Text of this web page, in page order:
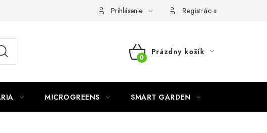
Podmienky o ochrane osobných údajov
Prihlásenie Registrácia
NÁKUPNÝ
Prázdny košík
MICROGREENS SMART GARDEN